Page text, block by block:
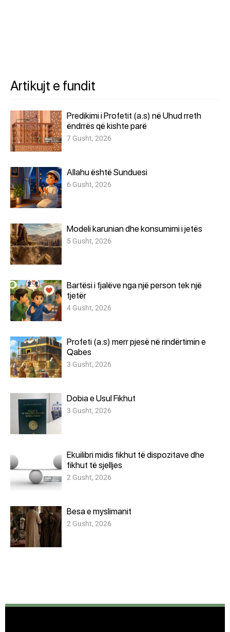
Artikujt e fundit
Predikimi i Profetit (a.s) në Uhud rreth
ëndrrës që kishte parë
7 Gusht, 2026
Allahu është Sunduesi
6 Gusht, 2026
Modeli karunian dhe konsumimi i jetës
5 Gusht, 2026
Bartësi i fjalëve nga një person tek një
tjetër
4 Gusht, 2026
Profeti (a.s) merr pjesë në rindërtimin e
Qabes
3 Gusht, 2026
Dobia e Usul Fikhut
3 Gusht, 2026
Ekuilibri midis fikhut të dispozitave dhe
fikhut të sjelljes
2 Gusht, 2026
Besa e myslimanit
2 Gusht, 2026